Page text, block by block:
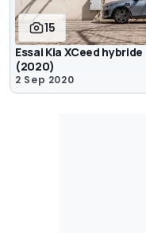
15
Essai Kia XCeed
(2020)
2 Sep 2020